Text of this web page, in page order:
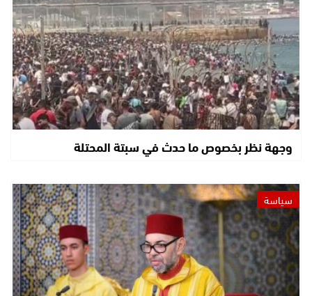
وجهة نظر بخصوص ما حدث في سبتة المحتلة
سياسة